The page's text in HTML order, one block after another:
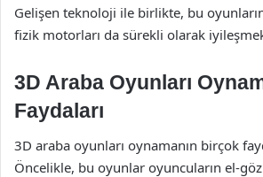
Gelişen teknoloji ile birlikte, bu
fizik motorları da sürekli olarak
3D Araba Oyunları
Faydaları
3D araba oyunları oynamanın birçok
Öncelikle, bu oyunlar oyuncuların el-